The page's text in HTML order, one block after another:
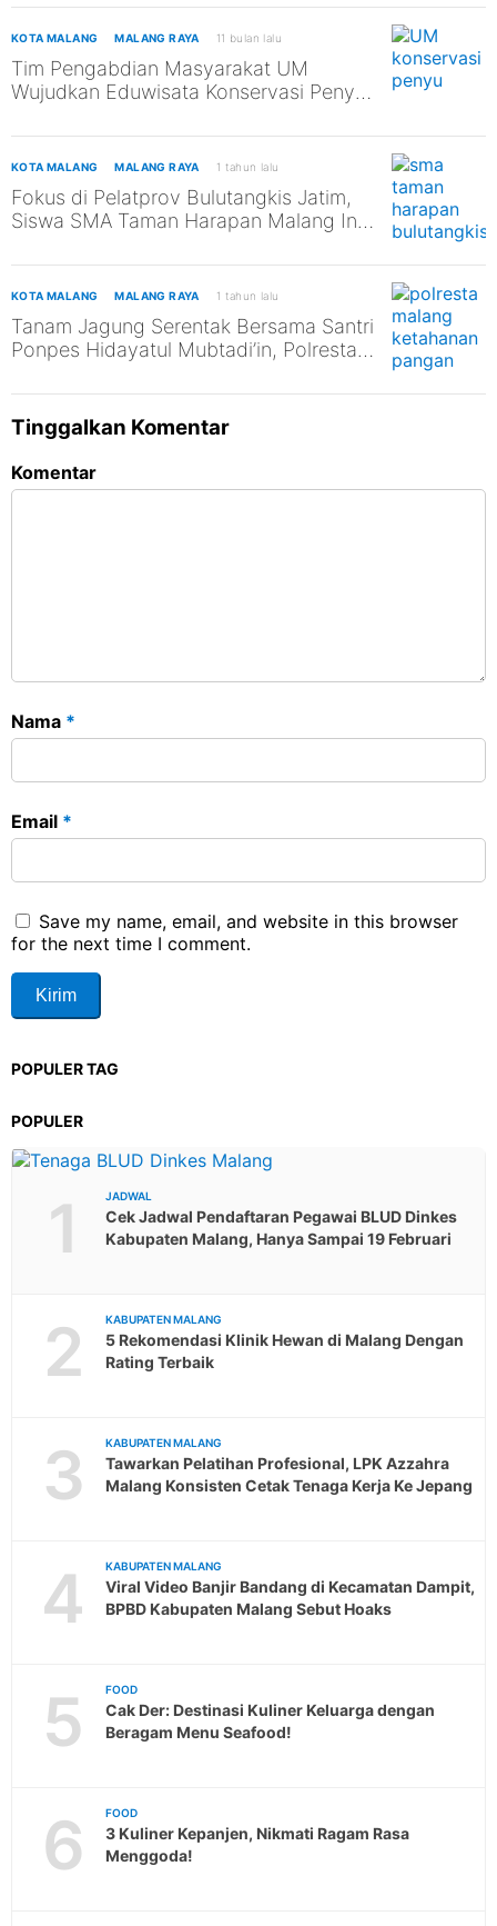
KOTA MALANG MALANG RAYA 11 bulan lalu
Tim Pengabdian Masyarakat UM
Wujudkan Eduwisata Konservasi Penyu
SDGs ke-13 dan ke-14
KOTA MALANG MALANG RAYA 1 tahun lalu
Fokus di Pelatprov Bulutangkis Jatim,
Siswa SMA Taman Harapan Malang Ini
KOTA MALANG MALANG RAYA 1 tahun lalu
Tanam Jagung Serentak Bersama Santri
Ponpes Hidayatul Mubtadi’in, Polresta
Pangan Nasional
Tinggalkan Komentar
Komentar
Nama *
Email *
Save my name, email, and website in this browser
for the next time I comment.
POPULER TAG
POPULER
1 JADWAL
Cek Jadwal Pendaftaran Pegawai BLUD Dinkes
Kabupaten Malang, Hanya Sampai 19 Februari
2 KABUPATEN MALANG
5 Rekomendasi Klinik Hewan di Malang Dengan
Rating Terbaik
3 KABUPATEN MALANG
Tawarkan Pelatihan Profesional, LPK Azzahra
Malang Konsisten Cetak Tenaga Kerja Ke Jepang
4 KABUPATEN MALANG
Viral Video Banjir Bandang di Kecamatan Dampit,
BPBD Kabupaten Malang Sebut Hoaks
5 FOOD
Cak Der: Destinasi Kuliner Keluarga dengan
Beragam Menu Seafood!
6 FOOD
3 Kuliner Kepanjen, Nikmati Ragam Rasa
Menggoda!